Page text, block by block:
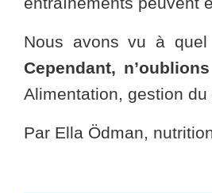
Nous avons vu à quel
Cependant,
Alimentation, gestion
Par Ella Ödman ,